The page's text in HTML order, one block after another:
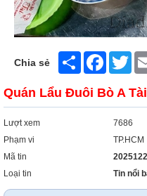
Chia sẻ Share Facebook
Quán Lẩu Đuôi Bò A
Lượt xem
7686
Phạm vi
TP.HCM
Mã tin
Loại tin
Tin nổi